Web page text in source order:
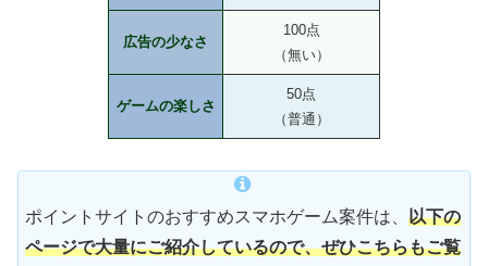
広告の少なさ
100点
（無い）
ゲームの楽しさ
50点
（普通）
ポイントサイトのおすすめスマホゲーム案件は、 以下の
ページで大量にご紹介しているので、ぜひこちらもご覧